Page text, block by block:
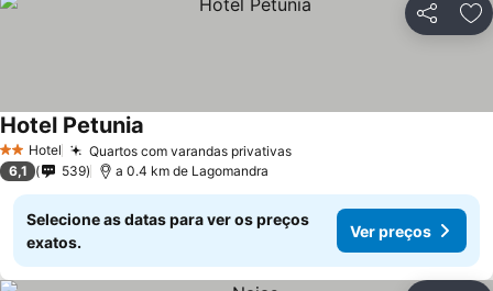
Partilhar
2 Estrelas
Hotel Quartos com varandas privativas
Hotel Petunia
6,1 539 a 0.4 km de Lagomandra
Selecione as datas para ver os preços
exatos.
Ver preços